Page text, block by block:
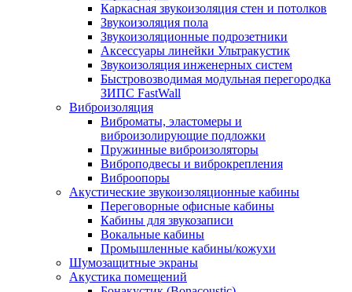
Каркасная звукоизоляция стен и потолков
Звукоизоляция пола
Звукоизоляционные подрозетники
Аксессуары линейки Ультракустик
Звукоизоляция инженерных систем
Быстровозводимая модульная перегородка
ЗИПС FastWall
Виброизоляция
Виброматы, эластомеры и
виброизолирующие подложки
Пружинные виброизоляторы
Виброподвесы и виброкрепления
Виброопоры
Акустические звукоизоляционные кабины
Переговорные офисные кабины
Кабины для звукозаписи
Вокальные кабины
Промышленные кабины/кожухи
Шумозащитные экраны
Акустика помещений